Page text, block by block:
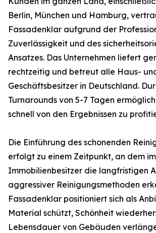
Berlin, München und Hamburg,
Fassadenklar aufgrund der
Zuverlässigkeit und des
Ansatzes. Das Unternehmen liefert
rechtzeitig und betreut alle Haus-
Geschäftsbesitzer in Deutschland.
Turnarounds von 5-7 Tagen
schnell von den Ergebnissen zu
Die Einführung des schonenden
erfolgt zu einem Zeitpunkt, an dem
Immobilienbesitzer die langfristigen
aggressiver Reinigungsmethoden
Fassadenklar positioniert sich als
Material schützt, Schönheit
Lebensdauer von Gebäuden